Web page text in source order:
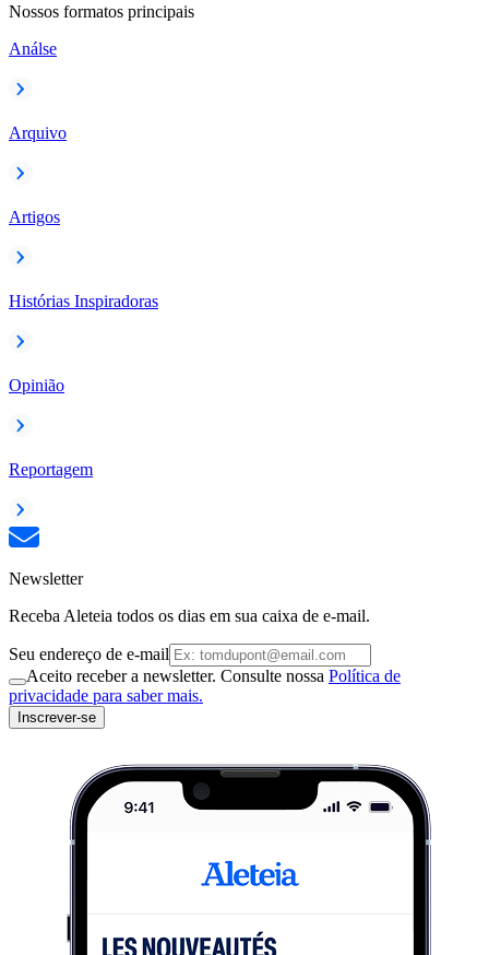
Nossos formatos principais
Análse
Arquivo
Artigos
Histórias Inspiradoras
Opinião
Reportagem
Newsletter
Receba Aleteia todos os dias em sua caixa de e-mail.
Seu endereço de e-mail
Aceito receber a newsletter. Consulte nossa Política de
privacidade para saber mais.
Inscrever-se